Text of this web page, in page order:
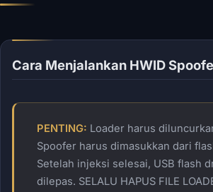
Cara Menjalankan HWID
PENTING: Loader harus
Spoofer harus dimasukkan dari
Setelah injeksi selesai, USB flash
dilepas. SELALU HAPUS FILE